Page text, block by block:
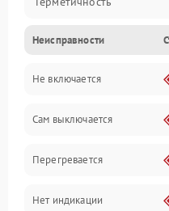
Механика
Неисправности
Не включается
Сам выключается
Перегревается
Нет индикации